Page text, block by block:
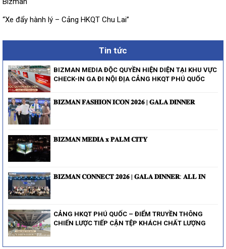
“Xe đẩy hành lý – Cảng HKQT Chu Lai”
Tin tức
BIZMAN MEDIA ĐỘC QUYỀN HIỆN DIỆN TẠI KHU VỰC
CHECK-IN GA ĐI NỘI ĐỊA CẢNG HKQT PHÚ QUỐC
𝐁𝐈𝐙𝐌𝐀𝐍 𝐅𝐀𝐒𝐇𝐈𝐎𝐍 𝐈𝐂𝐎𝐍 𝟐𝟎𝟐𝟔 | 𝐆𝐀𝐋𝐀 𝐃𝐈𝐍𝐍𝐄𝐑
𝐁𝐈𝐙𝐌𝐀𝐍 𝐌𝐄𝐃𝐈𝐀 𝐱 𝐏𝐀𝐋𝐌 𝐂𝐈𝐓𝐘
𝐁𝐈𝐙𝐌𝐀𝐍 𝐂𝐎𝐍𝐍𝐄𝐂𝐓 𝟐𝟎𝟐𝟔 | 𝐆𝐀𝐋𝐀 𝐃𝐈𝐍𝐍𝐄𝐑: 𝐀𝐋𝐋 𝐈𝐍
CẢNG HKQT PHÚ QUỐC – ĐIỂM TRUYỀN THÔNG
CHIẾN LƯỢC TIẾP CẬN TỆP KHÁCH CHẤT LƯỢNG